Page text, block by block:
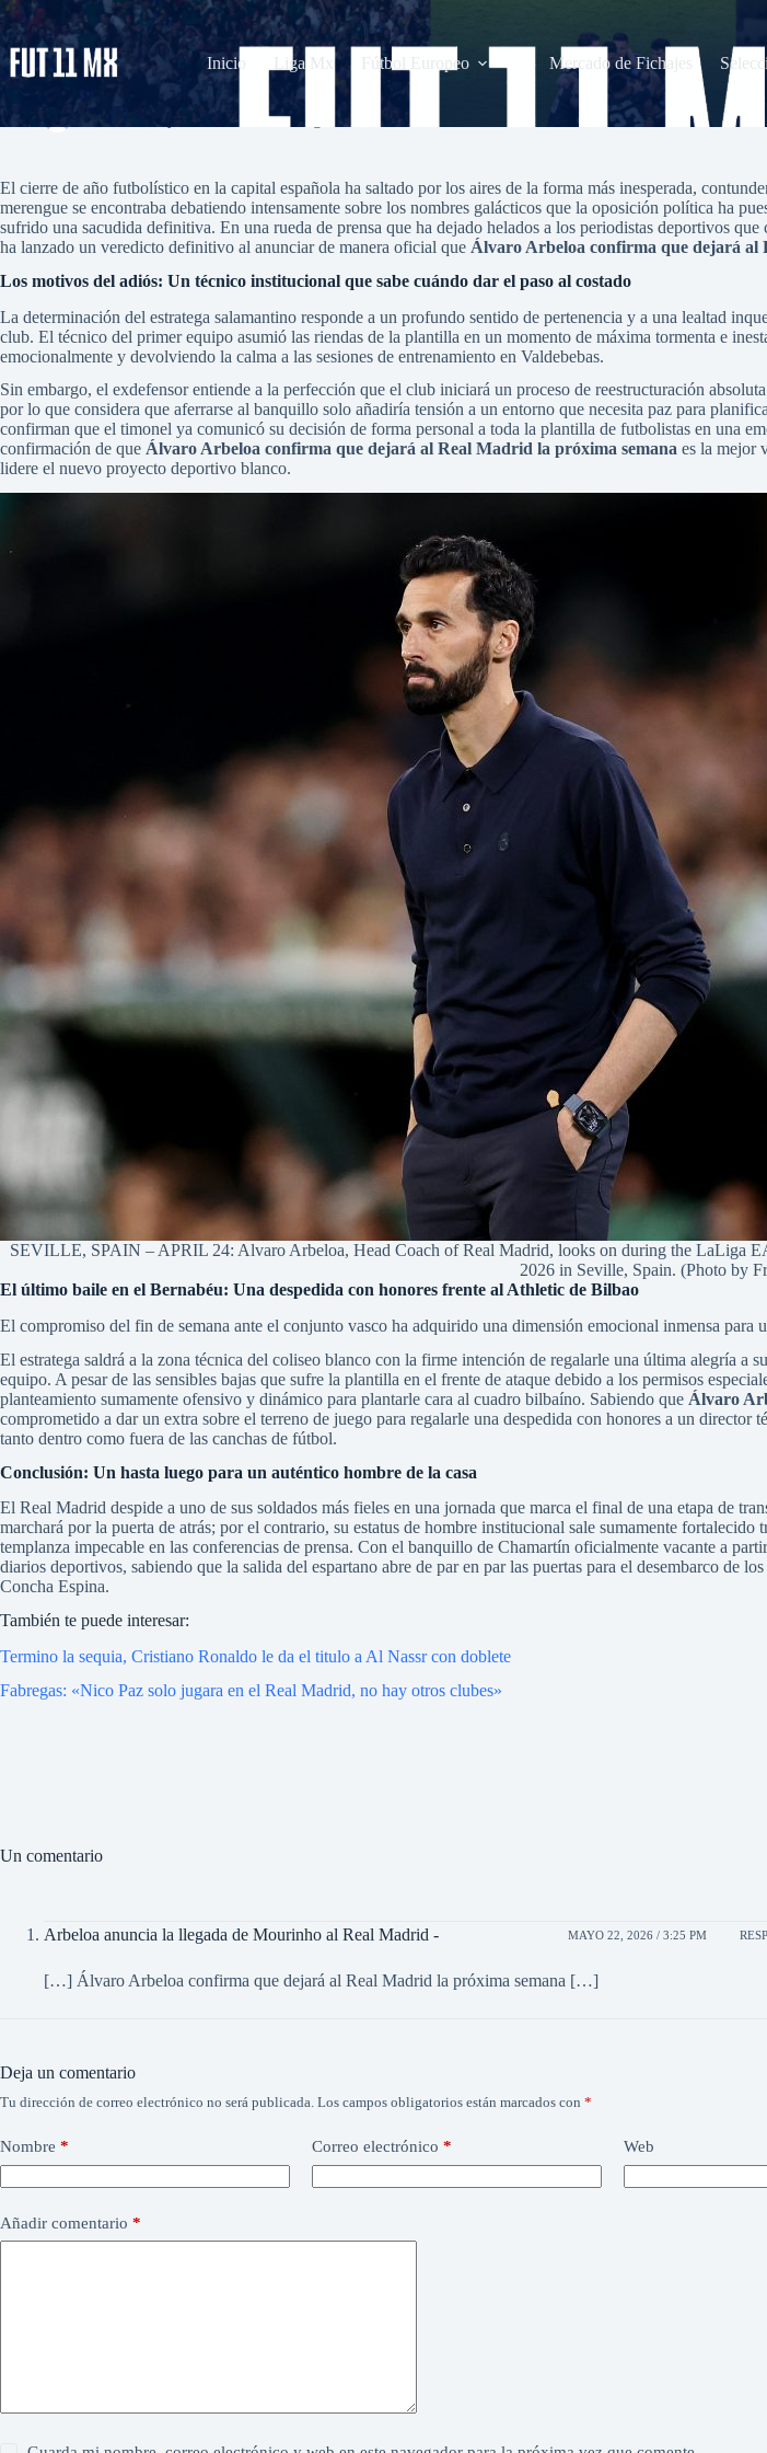
Saltar
al
contenido
Inicio
Liga Mx Fútbol Europeo Mercado de Fichajes
Álvaro Arbeloa confirma que dejará al Real Madrid la próxima semana
admin La Liga
El cierre de año futbolístico en la capital española ha saltado por los aires de la forma más inesperada,
merengue se encontraba debatiendo intensamente sobre los nombres galácticos que la oposición política ha
sufrido una sacudida definitiva. En una rueda de prensa que ha dejado helados a los periodistas deportivos
ha lanzado un veredicto definitivo al anunciar de manera oficial que Álvaro Arbeloa confirma que dejará al
Los motivos del adiós: Un técnico institucional que sabe cuándo dar el paso al costado
La determinación del estratega salamantino responde a un profundo sentido de pertenencia y a una lealtad
club. El técnico del primer equipo asumió las riendas de la plantilla en un momento de máxima tormenta e
emocionalmente y devolviendo la calma a las sesiones de entrenamiento en Valdebebas.
Sin embargo, el exdefensor entiende a la perfección que el club iniciará un proceso de reestructuración
por lo que considera que aferrarse al banquillo solo añadiría tensión a un entorno que necesita paz para
confirman que el timonel ya comunicó su decisión de forma personal a toda la plantilla de futbolistas en una
confirmación de que Álvaro Arbeloa confirma que dejará al Real Madrid la próxima semana es la mejor
lidere el nuevo proyecto deportivo blanco.
SEVILLE, SPAIN – APRIL 24: Alvaro Arbeloa, Head Coach of Real Madrid, looks on during the LaLiga
2026 in Seville, Spain. (Photo by
El último baile en el Bernabéu: Una despedida con honores frente al Athletic de Bilbao
El compromiso del fin de semana ante el conjunto vasco ha adquirido una dimensión emocional inmensa para
El estratega saldrá a la zona técnica del coliseo blanco con la firme intención de regalarle una última alegría
equipo. A pesar de las sensibles bajas que sufre la plantilla en el frente de ataque debido a los permisos
planteamiento sumamente ofensivo y dinámico para plantarle cara al cuadro bilbaíno. Sabiendo que Álvaro
comprometido a dar un extra sobre el terreno de juego para regalarle una despedida con honores a un
tanto dentro como fuera de las canchas de fútbol.
Conclusión: Un hasta luego para un auténtico hombre de la casa
El Real Madrid despide a uno de sus soldados más fieles en una jornada que marca el final de una etapa de
marchará por la puerta de atrás; por el contrario, su estatus de hombre institucional sale sumamente
templanza impecable en las conferencias de prensa. Con el banquillo de Chamartín oficialmente vacante a
diarios deportivos, sabiendo que la salida del espartano abre de par en par las puertas para el desembarco de
Concha Espina.
También te puede interesar:
Termino la sequia, Cristiano Ronaldo le da el titulo a Al Nassr con doblete
Fabregas: «Nico Paz solo jugara en el Real Madrid, no hay otros clubes»
Un comentario
Arbeloa anuncia la llegada de Mourinho al Real Madrid - MAYO 22, 2026 / 3:25 PM
[…] Álvaro Arbeloa confirma que dejará al Real Madrid la próxima semana […]
Deja un comentario
Tu dirección de correo electrónico no será publicada. Los campos obligatorios están marcados con *
Nombre * Correo electrónico * Web
Añadir comentario *